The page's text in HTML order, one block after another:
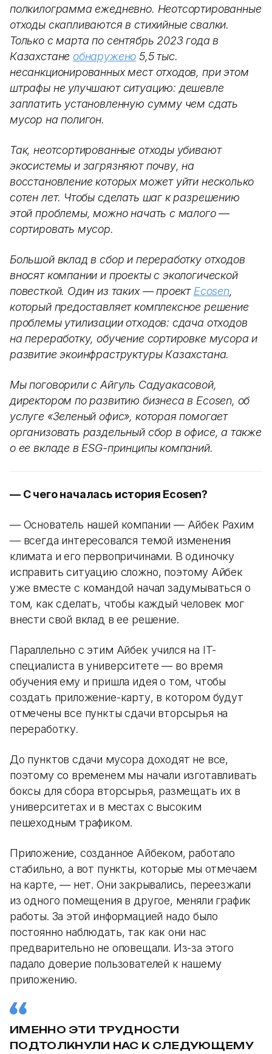
полкилограмма ежедневно. Неотсортированные
отходы скапливаются в стихийные свалки.
Только с марта по сентябрь 2023 года в
Казахстанеобнаружено 5,5 тыс.
несанкционированных мест отходов, при этом
штрафы не улучшают ситуацию: дешевле
заплатить установленную сумму чем сдать
мусор на полигон.
Так, неотсортированные отходы убивают
экосистемы и загрязняют почву, на
восстановление которых может уйти несколько
сотен лет. Чтобы сделать шаг к разрешению
этой проблемы, можно начать с малого —
сортировать мусор.
Большой вклад в сбор и переработку отходов
вносят компании и проекты с экологической
повесткой. Один из таких — проект Ecosen,
который предоставляет комплексное решение
проблемы утилизации отходов: сдача отходов
на переработку, обучение сортировке мусора и
развитие экоинфраструктуры Казахстана.
Мы поговорили с Айгуль Садуакасовой,
директором по развитию бизнеса в Ecosen, об
услуге «Зеленый офис», которая помогает
организовать раздельный сбор в офисе, а также
о ее вкладе в ESG-принципы компаний.
— С чего началась история Ecosen?
— Основатель нашей компании — Айбек Рахим
— всегда интересовался темой изменения
климата и его первопричинами. В одиночку
исправить ситуацию сложно, поэтому Айбек
уже вместе с командой начал задумываться о
том, как сделать, чтобы каждый человек мог
внести свой вклад в ее решение.
Параллельно с этим Айбек учился на IT-
специалиста в университете — во время
обучения ему и пришла идея о том, чтобы
создать приложение-карту, в котором будут
отмечены все пункты сдачи вторсырья на
переработку.
До пунктов сдачи мусора доходят не все,
поэтому со временем мы начали изготавливать
боксы для сбора вторсырья, размещать их в
университетах и в местах с высоким
пешеходным трафиком.
Приложение, созданное Айбеком, работало
стабильно, а вот пункты, которые мы отмечаем
на карте, — нет. Они закрывались, переезжали
из одного помещения в другое, меняли график
работы. За этой информацией надо было
постоянно наблюдать, так как они нас
предварительно не оповещали. Из-за этого
падало доверие пользователей к нашему
приложению.
ИМЕННО ЭТИ ТРУДНОСТИ
ПОДТОЛКНУЛИ НАС К СЛЕДУЮЩЕМУ